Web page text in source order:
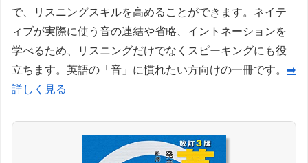
で、リスニングスキルを高めることができます。ネイテ
ィブが実際に使う音の連結や省略、イントネーションを
学べるため、リスニングだけでなくスピーキングにも役
立ちます。英語の「音」に慣れたい方向けの一冊です。 ➡
詳しく見る